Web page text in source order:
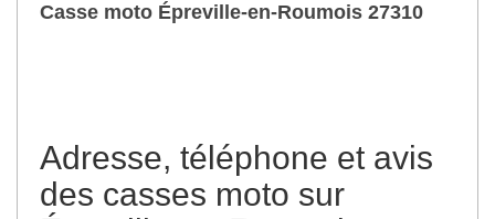
Casse moto Épreville-en-Roumois 27310
Adresse, téléphone et avis
des casses moto sur